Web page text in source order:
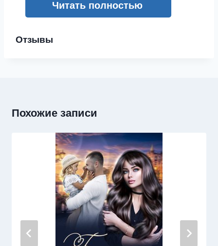
Читать полностью
Отзывы
Похожие записи